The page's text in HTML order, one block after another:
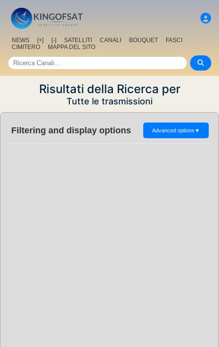
NEWS [+] [-] SATELLITI CANALI BOUQUET
FASCI
CIMITERO
MAPPA DEL SITO
Risultati della Ricerca per
Tutte le trasmissioni
Filtering and display options Advanced options ▼